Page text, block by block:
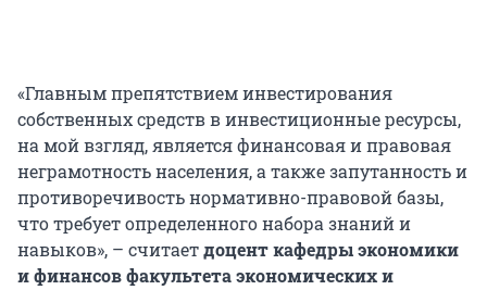
«Главным препятствием инвестирования
собственных средств в инвестиционные ресурсы,
на мой взгляд, является финансовая и правовая
неграмотность населения, а также запутанность и
противоречивость нормативно-правовой базы,
что требует определенного набора знаний и
навыков», – считаетдоцент кафедры экономики
и финансов факультета экономических и